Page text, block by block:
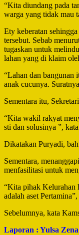
“Kita diundang pada
warga yang tidak mau
Ety keberatan
tersebut. Sebab
tugaskan untuk
lahan yang di klaim
“Lahan dan bangunan
anak cucunya.
Sementara itu,
“Kita wakil rakyat
sti dan solusinya ”,
Dikatakan Puryadi,
Sementara,
menfasilitasi untuk
“Kita pihak Kelurahan
adalah aset
Sebelumnya, kata
Laporan : Yulsa Zena